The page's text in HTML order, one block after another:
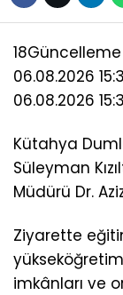
18Güncelleme
06.08.2026
06.08.2026
Kütahya
Süleyman
Müdürü Dr.
Ziyarette
imkânları ve